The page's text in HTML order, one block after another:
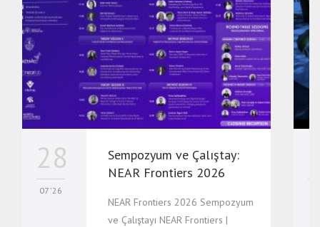
28
07 '26
Sempozyum ve Çalıştay:
NEAR Frontiers 2026
NEAR Frontiers 2026 Sempozyum
ve Çalıştayı NEAR Frontiers |